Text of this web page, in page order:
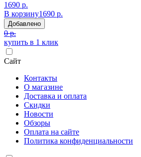
1690 р.
В корзину1690 р.
Добавлено
0 р.
купить в 1 клик
Сайт
Контакты
О магазине
Доставка и оплата
Скидки
Новости
Обзоры
Оплата на сайте
Политика конфиденциальности